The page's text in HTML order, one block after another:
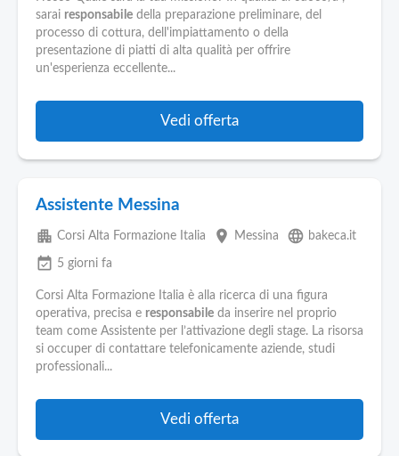
sarai responsabile della preparazione preliminare, del
processo di cottura, dell'impiattamento o della
presentazione di piatti di alta qualità per offrire
un'esperienza eccellente...
Vedi offerta
Assistente Messina
apartment Corsi Alta Formazione Italia place Messina language bakeca.it
event_available 5 giorni fa
Corsi Alta Formazione Italia è alla ricerca di una figura
operativa, precisa e responsabile da inserire nel proprio
team come Assistente per l’attivazione degli stage. La risorsa
si occuper di contattare telefonicamente aziende, studi
professionali...
Vedi offerta